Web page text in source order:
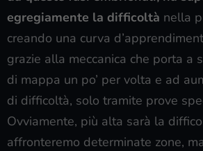
egregiamente la difficoltà nella
creando una curva
grazie alla meccanica che porta a
di mappa un po’ per volta e ad
di difficoltà, solo tramite prove
Ovviamente, più alta sarà la
affronteremo determinate zone,